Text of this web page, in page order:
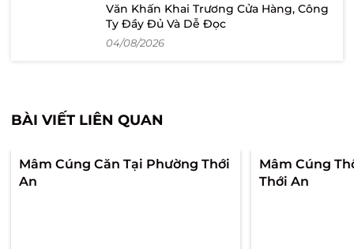
Văn Khấn Khai Trương Cửa Hàng, Công
Ty Đầy Đủ Và Dễ Đọc
04/08/2026
BÀI VIẾT LIÊN QUAN
Mâm Cúng Căn Tại Phường Thới
An
Mâm Cúng
Thới An